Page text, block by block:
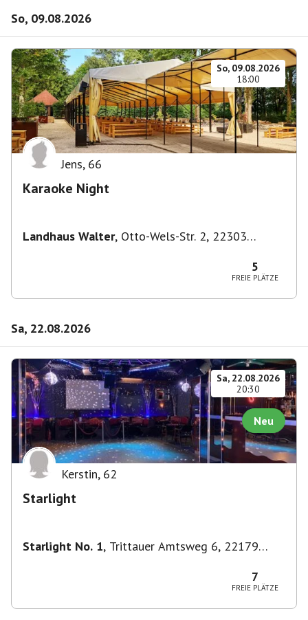
So, 09.08.2026
So, 09.08.2026
18:00
Jens, 66
Karaoke Night
Landhaus Walter, Otto-Wels-Str. 2, 22303
5
FREIE PLÄTZE
Sa, 22.08.2026
Sa, 22.08.2026
20:30
Neu
Kerstin, 62
Starlight
Starlight No. 1, Trittauer Amtsweg 6, 22179
7
FREIE PLÄTZE